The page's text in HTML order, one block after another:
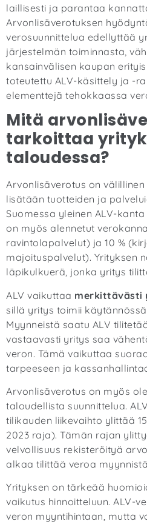
laillisesti ja parantaa
Arvonlisäverotuksen
verosuunnittelua edellyttää
järjestelmän toiminnasta,
kansainvälisen kaupan
toteutettu ALV-käsittely ja -
elementtejä tehokkaassa
Mitä
tarkoittaa
taloudessa?
Arvonlisäverotus on
lisätään tuotteiden ja
Suomessa yleinen ALV-
on myös alennetut
ravintolapalvelut) ja 10 %
majoituspalvelut). Yrityksen
läpikulkuerä, jonka yritys
ALV vaikuttaa merkittävästi
sillä yritys toimii
Myynneistä saatu ALV
vastaavasti yritys saa
veron. Tämä vaikuttaa
tarpeeseen ja
Arvonlisäverotus on myös
taloudellista suunnittelua.
tilikauden liikevaihto ylittää
2023 raja). Tämän rajan
velvollisuus rekisteröityä
alkaa tilittää veroa
Yrityksen on tärkeää
vaikutus hinnoitteluun. ALV-
veron myyntihintaan, mutta